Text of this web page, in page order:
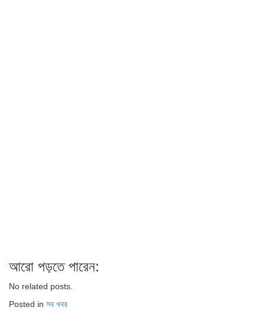
আরো পড়তে পারেন:
No related posts.
Posted in সব খবর